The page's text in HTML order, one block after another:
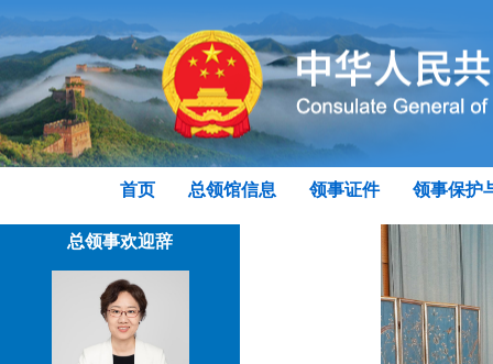
首页 总领馆信息 领事证件 领事保护
总领事欢迎辞